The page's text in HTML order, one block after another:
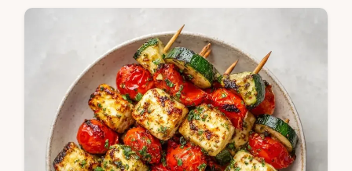
Savourez la Pastèque Grillée au Barbecue.
Une recette pastèque salée idéale à la
plancha. Inclus : checklist des erreurs
communes. Prêt en 19 min !